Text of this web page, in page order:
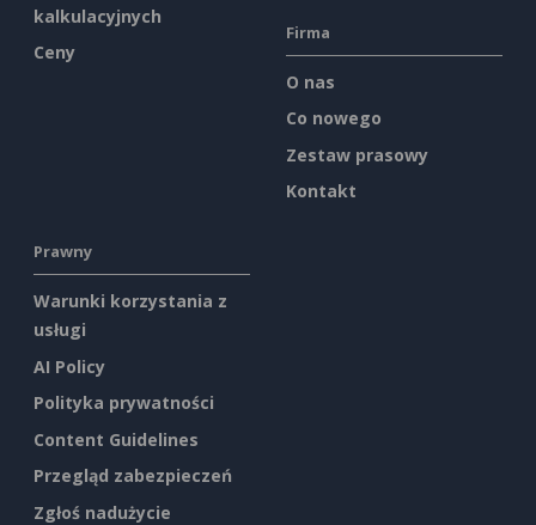
kalkulacyjnych
Ceny
Firma
O nas
Co nowego
Zestaw prasowy
Kontakt
Prawny
Warunki korzystania z
usługi
AI Policy
Polityka prywatności
Content Guidelines
Przegląd zabezpieczeń
Zgłoś nadużycie